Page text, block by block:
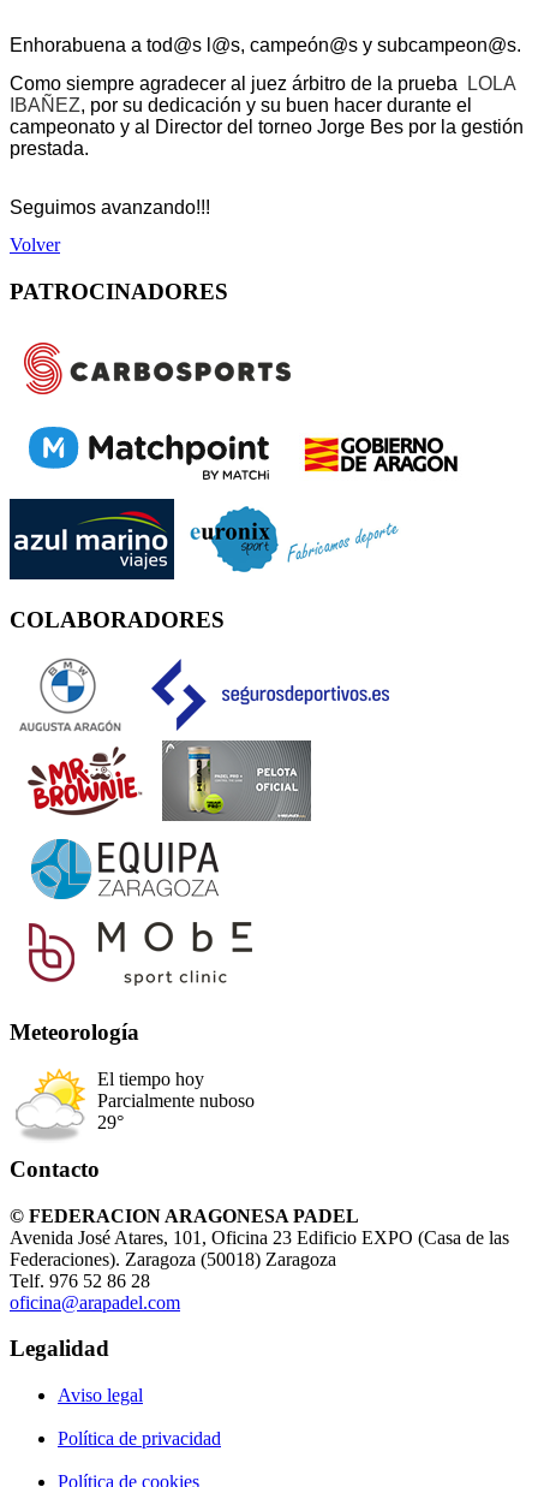
Enhorabuena a tod@s l@s, campeón@s y subcampeon@s.
Como siempre agradecer al juez árbitro de la prueba
LOLA
IBAÑEZ, por su dedicación y su buen hacer durante el
campeonato y al Director del torneo Jorge Bes por la gestión
prestada.
Seguimos avanzando!!!
Volver
PATROCINADORES
COLABORADORES
Meteorología
El tiempo hoy
Parcialmente nuboso
29°
Contacto
© FEDERACION ARAGONESA PADEL
Avenida José Atares, 101, Oficina 23 Edificio EXPO (Casa de las
Federaciones). Zaragoza (50018) Zaragoza
Telf. 976 52 86 28
oficina@arapadel.com
Legalidad
Aviso legal
Política de privacidad
Política de cookies